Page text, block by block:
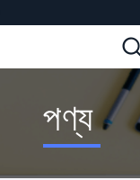
পণ্য